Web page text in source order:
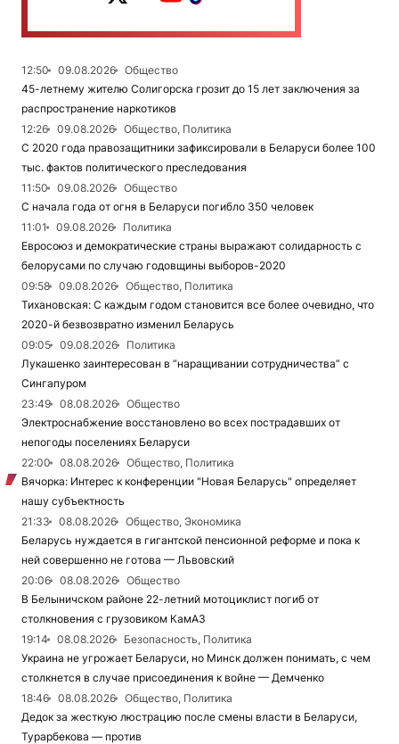
12:50 09.08.2026
Общество
45-летнему жителю Солигорска грозит до 15 лет заключения за
распространение наркотиков
12:26
09.08.2026
Общество, Политика
С 2020 года правозащитники зафиксировали в Беларуси более 100
тыс. фактов политического преследования
11:50
09.08.2026
Общество
С начала года от огня в Беларуси погибло 350 человек
11:01
09.08.2026
Политика
Евросоюз и демократические страны выражают солидарность с
белорусами по случаю годовщины выборов-2020
09:58
09.08.2026
Общество, Политика
Тихановская: С каждым годом становится все более очевидно, что
2020-й безвозвратно изменил Беларусь
09:05
09.08.2026
Политика
Лукашенко заинтересован в “наращивании сотрудничества” с
Сингапуром
23:49
08.08.2026
Общество
Электроснабжение восстановлено во всех пострадавших от
непогоды поселениях Беларуси
22:00
08.08.2026
Общество, Политика
Вячорка: Интерес к конференции "Новая Беларусь" определяет
нашу субъектность
21:33
08.08.2026
Общество, Экономика
Беларусь нуждается в гигантской пенсионной реформе и пока к
ней совершенно не готова — Львовский
20:06
08.08.2026
Общество
В Белыничском районе 22-летний мотоциклист погиб от
столкновения с грузовиком КамАЗ
19:14
08.08.2026
Безопасность, Политика
Украина не угрожает Беларуси, но Минск должен понимать, с чем
столкнется в случае присоединения к войне — Демченко
18:46
08.08.2026
Общество, Политика
Дедок за жесткую люстрацию после смены власти в Беларуси,
Турарбекова — против